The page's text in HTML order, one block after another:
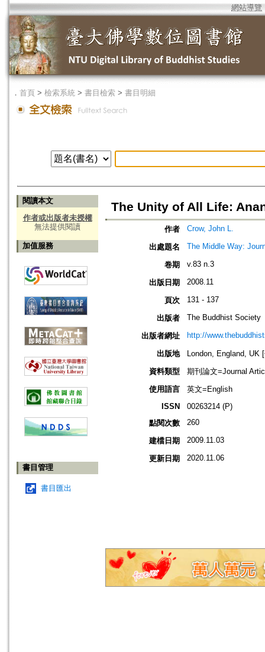
網站導覽
． 首頁 > 檢索系統 > 書目檢索 > 書目明細
閱讀本文
作者或出版者未授權
無法提供閱讀
加值服務
書目管理
書目匯出
The Unity of All Life:
作者 Crow, John L.
出處題名 The Middle Way:
卷期 v.83 n.3
出版日期 2008.11
頁次 131 - 137
出版者 The Buddhist Society
出版者網址 http://
出版地
London, England, UK
資料類型
期刊論文=Journal
使用語言
英文=English
ISSN
00263214 (P)
點閱次數
260
建檔日期 2009.11.03
更新日期 2020.11.06